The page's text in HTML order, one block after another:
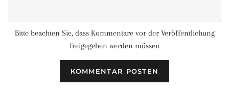
Bitte beachten Sie, dass Kommentare vor der Veröffentlichung
freigegeben werden müssen